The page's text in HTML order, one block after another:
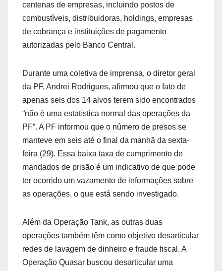
centenas de empresas, incluindo postos de
combustíveis, distribuidoras, holdings, empresas
de cobrança e instituições de pagamento
autorizadas pelo Banco Central.
Durante uma coletiva de imprensa, o diretor geral
da PF, Andrei Rodrigues, afirmou que o fato de
apenas seis dos 14 alvos terem sido encontrados
“não é uma estatística normal das operações da
PF”. A PF informou que o número de presos se
manteve em seis até o final da manhã da sexta-
feira (29). Essa baixa taxa de cumprimento de
mandados de prisão é um indicativo de que pode
ter ocorrido um vazamento de informações sobre
as operações, o que está sendo investigado.
Além da Operação Tank, as outras duas
operações também têm como objetivo desarticular
redes de lavagem de dinheiro e fraude fiscal. A
Operação Quasar buscou desarticular uma